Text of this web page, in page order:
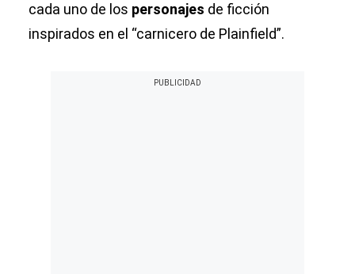
cada uno de los personajes de ficción
inspirados en el “carnicero de Plainfield”.